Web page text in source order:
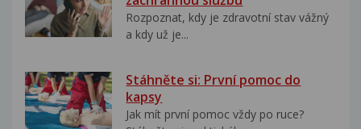
Rozpoznat, kdy je zdravotní stav vážný
a kdy už je...
Stáhněte si: První pomoc do
kapsy
Jak mít první pomoc vždy po ruce?